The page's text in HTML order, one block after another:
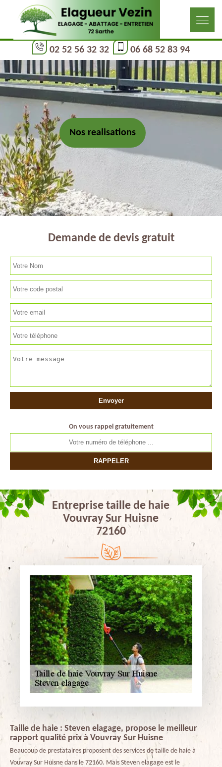
02 52 56 32 32 06 68 52 83 94
Nos realisations
Demande de devis gratuit
On vous rappel gratuitement
Entreprise taille de haie
Vouvray Sur Huisne
72160
Taille de haie : Steven elagage, propose le meilleur
rapport qualité prix à Vouvray Sur Huisne
Beaucoup de prestataires proposent des services de taille de haie à
Vouvray Sur Huisne dans le 72160. Mais Steven elagage est le